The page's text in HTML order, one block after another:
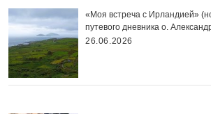
«Моя встреча с Ирландией»
путевого дневника о.
26.06.2026